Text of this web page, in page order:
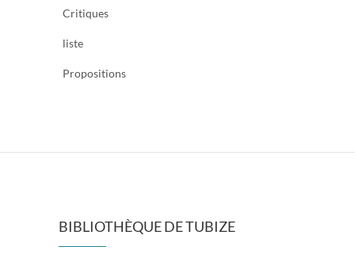
Critiques
liste
Propositions
BIBLIOTHÈQUE DE TUBIZE